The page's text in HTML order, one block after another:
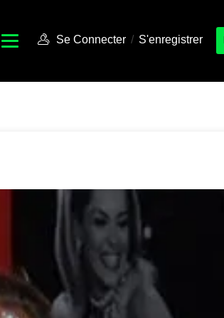
Se Connecter / S'enregistrer